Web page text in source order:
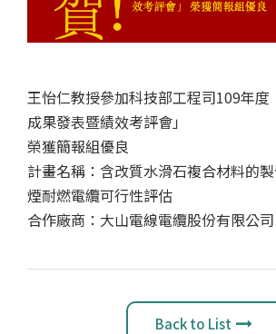
王怡仁教授參加科技部工程司109年度
成果發表暨績效考評會」
榮獲簡報組優良
計畫名稱：含改質水滑石複合材料的
煙耐燃電纜可行性評估
合作廠商：大山電線電纜股份有限公司
Back to List